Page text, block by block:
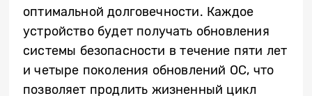
оптимальной долговечности. Каждое
устройство будет получать обновления
системы безопасности в течение пяти лет
и четыре поколения обновлений ОС, что
позволяет продлить жизненный цикл